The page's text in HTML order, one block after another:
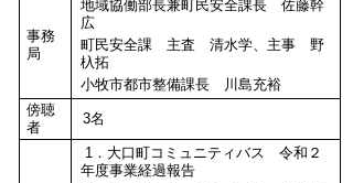
事務
局
地域協働部長兼町民安全課長 佐藤幹
広
町民安全課 主査 清水学、主事 野
杁拓
小牧市都市整備課長 川島充裕
傍聴
者
3名
1．大口町コミュニティバス 令和２
年度事業経過報告